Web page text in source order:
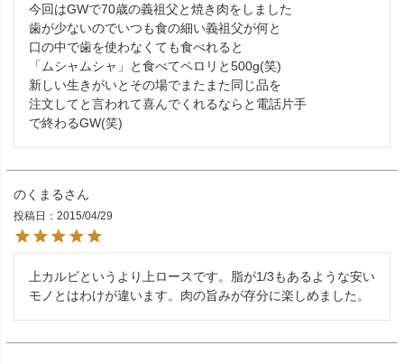
今回はGWで70歳の義祖父と焼き肉をしました
歯が少ないのでいつも食の細い義祖父が何と
口の中で歯を使わなくても食べれると
「ムシャムシャ」と食べてペロリと500g(笑)
新しい生きがいとその場でまたまた同じ品を
注文してと言われて喜んでくれるならと電話片手
で終わるGW(笑)
のくまる
投稿日 2015/04/29
上カルビというより上ロースです。脂が1/3もあるような安い
モノとはわけが違います。肉の旨みが存分に楽しめました。